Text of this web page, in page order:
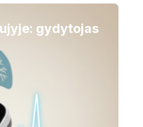
gydytojas